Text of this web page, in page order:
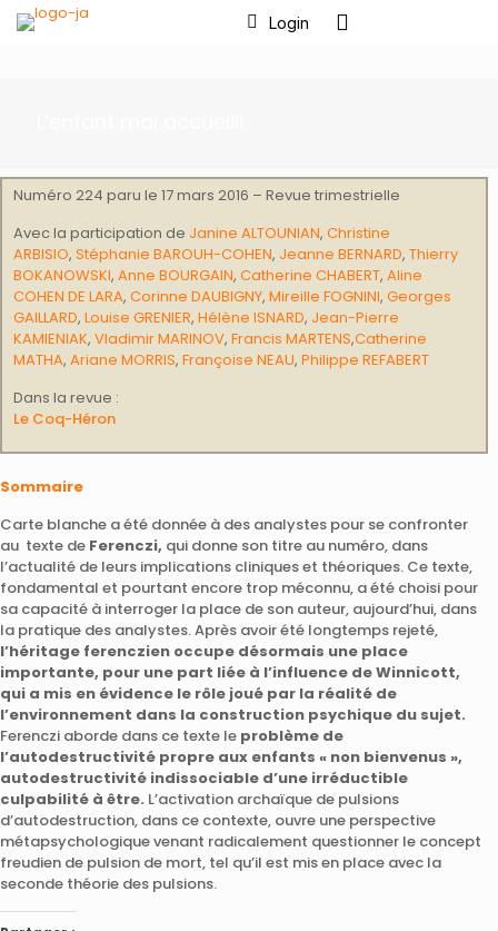
Login
Numéro 224 paru le 17 mars 2016 – Revue trimestrielle
Avec la participation de Janine ALTOUNIAN, Christine
ARBISIO, Stéphanie BAROUH-COHEN, Jeanne BERNARD, Thierry
BOKANOWSKI, Anne BOURGAIN, Catherine CHABERT, Aline
COHEN DE LARA, Corinne DAUBIGNY, Mireille FOGNINI, Georges
GAILLARD, Louise GRENIER, Hélène ISNARD, Jean-Pierre
KAMIENIAK, Vladimir MARINOV, Francis MARTENS,Catherine
MATHA, Ariane MORRIS, Françoise NEAU, Philippe REFABERT
Dans la revue :
Le Coq-Héron
Sommaire
Carte blanche a été donnée à des analystes pour se confronter
au texte de Ferenczi, qui donne son titre au numéro, dans
l’actualité de leurs implications cliniques et théoriques. Ce texte,
fondamental et pourtant encore trop méconnu, a été choisi pour
sa capacité à interroger la place de son auteur, aujourd’hui, dans
la pratique des analystes. Après avoir été longtemps rejeté,
l’héritage ferenczien occupe désormais une place
importante, pour une part liée à l’influence de Winnicott,
qui a mis en évidence le rôle joué par la réalité de
l’environnement dans la construction psychique du sujet.
Ferenczi aborde dans ce texte le problème de
l’autodestructivité propre aux enfants « non bienvenus »,
autodestructivité indissociable d’une irréductible
culpabilité à être. L’activation archaïque de pulsions
d’autodestruction, dans ce contexte, ouvre une perspective
métapsychologique venant radicalement questionner le concept
freudien de pulsion de mort, tel qu’il est mis en place avec la
seconde théorie des pulsions.